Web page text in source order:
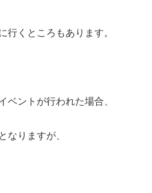
行くところもあります。
ベントが行われた場合、
なりますが、